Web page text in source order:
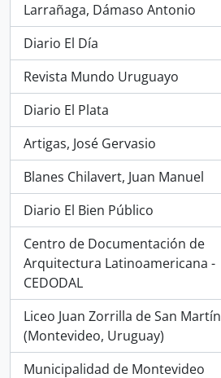
Larrañaga, Dámaso Antonio
, 15 resultados
Diario El Día
, 9 resultados
Revista Mundo Uruguayo
, 6 resultados
Diario El Plata
, 6 resultados
Artigas, José Gervasio
, 6 resultados
Blanes Chilavert, Juan Manuel
, 3 resultados
Diario El Bien Público
, 3 resultados
Centro de Documentación de
Arquitectura Latinoamericana -
CEDODAL
, 2 resultados
Liceo Juan Zorrilla de San Martín
(Montevideo, Uruguay)
, 2 resultados
Municipalidad de Montevideo